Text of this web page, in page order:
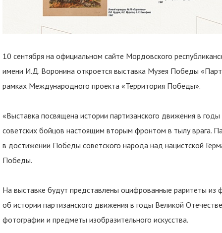
10 сентября на официальном сайте Мордовского
имени И.Д. Воронина откроется выставка Музея Победы
рамках Международного проекта «Территория Победы».
«Выставка посвящена истории партизанского движения в
советских бойцов настоящим вторым фронтом в тылу врага.
в достижении Победы советского народа над нацистской
Победы.
На выставке будут представлены оцифрованные раритеты
об истории партизанского движения в годы Великой
фотографии и предметы изобразительного искусства.